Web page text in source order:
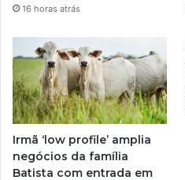
16 horas atrás
Irmã ‘low profile’ amplia
negócios da família
Batista com entrada em